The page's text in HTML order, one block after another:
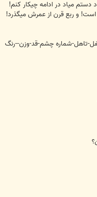
دستم میاد در ادامه چیکار کنم!
و ربع قرن از عمرش میگذرد!
تاهل-شماره چشم-قد-وزن--رنگ